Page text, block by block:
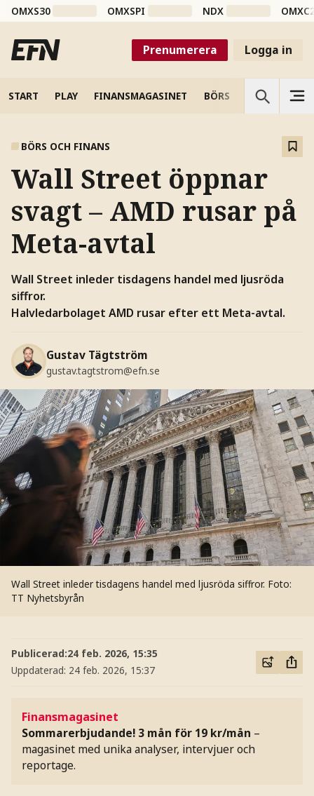
OMXS30 OMXSPI NDX
Prenumerera Logga in
START PLAY FINANSMAGASINET BÖRS VETENSKAP
BÖRS OCH FINANS
Wall Street öppnar
svagt – AMD rusar på
Meta-avtal
Wall Street inleder tisdagens handel med ljusröda
siffror.
Halvledarbolaget AMD rusar efter ett Meta-avtal.
Gustav Tägtström
gustav.tagtstrom@efn.se
Wall Street inleder tisdagens handel med ljusröda siffror. Foto:
TT Nyhetsbyrån
Publicerad:24 feb. 2026, 15:35
Uppdaterad: 24 feb. 2026, 15:37
Finansmagasinet
Sommarerbjudande! 3 mån för 19 kr/mån –
magasinet med unika analyser, intervjuer och
reportage.